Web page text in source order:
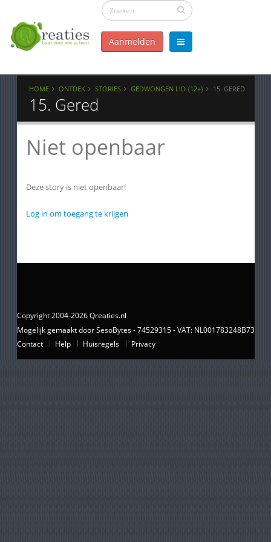
Aanmelden
HOME ONTDEK STORIES GEDWONGEN LID {12+} 15. GERED
15. Gered
Niet openbaar
Deze story is niet openbaar!
Log in om toegang te krijgen
Copyright 2004-2026 Qreaties.nl
Mogelijk gemaakt door SesoBytes - 74529315 - VAT: NL001783248B73
Contact
Help Huisregels Privacy